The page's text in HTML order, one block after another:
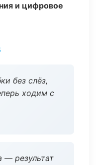
и цифровое
без слёз,
ходим с
— результат